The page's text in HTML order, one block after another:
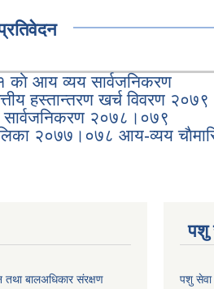
आय व्यय सार्वजनिकरण
हस्तान्तरण खर्च विवरण २०७९
२०७८।०७९
२०७७।०७८ आय-व्यय
तथा बालअधिकार संरक्षण
पशु
पशु सेवा